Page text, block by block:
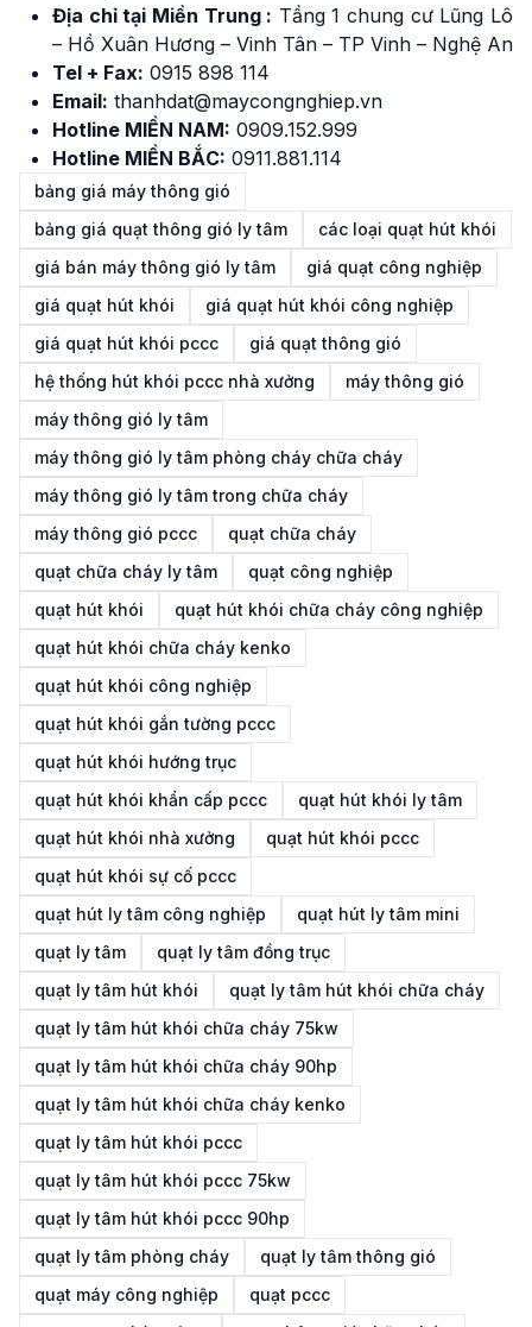
Địa chỉ tại Miền Trung : Tầng 1 chung cư Lũng Lô
– Hồ Xuân Hương – Vinh Tân – TP Vinh – Nghệ An
Tel + Fax: 0915 898 114
Email: thanhdat@maycongnghiep.vn
Hotline MIỀN NAM: 0909.152.999
Hotline MIỀN BẮC: 0911.881.114
bảng giá máy thông gió
bảng giá quạt thông gió ly tâm
các loại quạt hút khói
giá bán máy thông gió ly tâm
giá quạt công nghiệp
giá quạt hút khói
giá quạt hút khói công nghiệp
giá quạt hút khói pccc
giá quạt thông gió
hệ thống hút khói pccc nhà xưởng
máy thông gió
máy thông gió ly tâm
máy thông gió ly tâm phòng cháy chữa cháy
máy thông gió ly tâm trong chữa cháy
máy thông gió pccc
quạt chữa cháy
quạt chữa cháy ly tâm
quạt công nghiệp
quạt hút khói
quạt hút khói chữa cháy công nghiệp
quạt hút khói chữa cháy kenko
quạt hút khói công nghiệp
quạt hút khói gắn tường pccc
quạt hút khói hướng trục
quạt hút khói khẩn cấp pccc
quạt hút khói ly tâm
quạt hút khói nhà xưởng
quạt hút khói pccc
quạt hút khói sự cố pccc
quạt hút ly tâm công nghiệp
quạt hút ly tâm mini
quạt ly tâm
quạt ly tâm đồng trục
quạt ly tâm hút khói
quạt ly tâm hút khói chữa cháy
quạt ly tâm hút khói chữa cháy 75kw
quạt ly tâm hút khói chữa cháy 90hp
quạt ly tâm hút khói chữa cháy kenko
quạt ly tâm hút khói pccc
quạt ly tâm hút khói pccc 75kw
quạt ly tâm hút khói pccc 90hp
quạt ly tâm phòng cháy
quạt ly tâm thông gió
quạt máy công nghiệp
quạt pccc